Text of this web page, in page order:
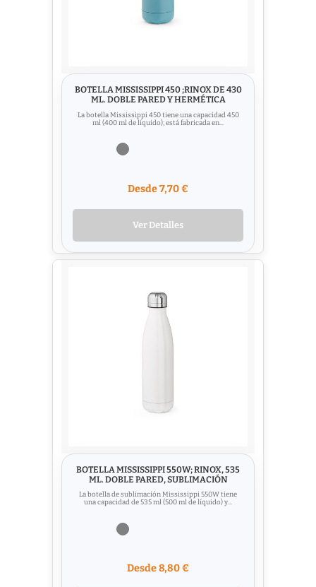
BOTELLA MISSISSIPPI 450 ;RINOX DE 430
ML. DOBLE PARED Y HERMÉTICA
La botella Mississippi 450 tiene una capacidad 450
ml (400 ml de líquido); está fabricada en...
Desde 7,70 €
Ver Detalles
BOTELLA MISSISSIPPI 550W; RINOX, 535
ML. DOBLE PARED, SUBLIMACIÓN
La botella de sublimación Mississippi 550W tiene
una capacidad de 535 ml (500 ml de líquido) y...
Desde 8,80 €